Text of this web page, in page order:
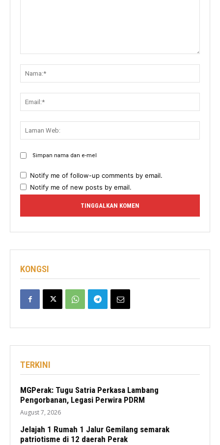
Simpan nama dan e-mel
Notify me of follow-up comments by email.
Notify me of new posts by email.
KONGSI
TERKINI
MGPerak: Tugu Satria Perkasa Lambang
Pengorbanan, Legasi Perwira PDRM
August 7, 2026
Jelajah 1 Rumah 1 Jalur Gemilang semarak
patriotisme di 12 daerah Perak